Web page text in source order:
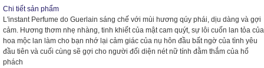
Chi tiết sản phẩm
L'instant Perfume do Guerlain sáng chế với mùi hương qúy phái, dịu dàng và gợi
cảm. Hương thơm nhẹ nhàng, tinh khiết của mật cam quýt, sự lôi cuốn lan tỏa của
hoa mộc lan làm cho bạn nhớ lại cảm giác của nụ hôn đầu bất ngờ của tình yêu
đầu tiên và cuối cùng sẽ gợi cho người đối diện nét nữ tính đằm thắm của hổ
phách